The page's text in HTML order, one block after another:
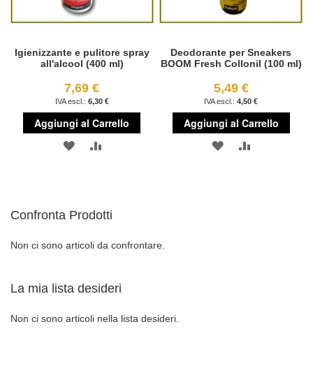
Igienizzante e pulitore spray
all'alcool (400 ml)
7,69 €
6,30 €
Aggiungi al Carrello
AGGIUNGI
DESIDERI
AGGIUNGI
Deodorante per Sneakers
BOOM Fresh Collonil (100 ml)
5,49 €
4,50 €
Aggiungi al Carrello
AGGIUNGI
Confronta Prodotti
Non ci sono articoli da confrontare.
La mia lista desideri
Non ci sono articoli nella lista desideri.